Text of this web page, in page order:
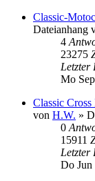
Classic-
Dateianhang
4
23275
Letzter
Mo
Classic
von H.W. »
0
15911
Letzter
Do Jun